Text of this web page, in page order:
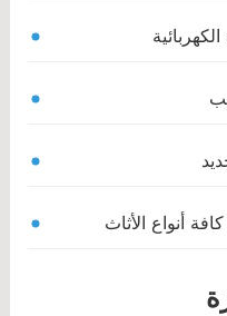
أنواع الأثاث